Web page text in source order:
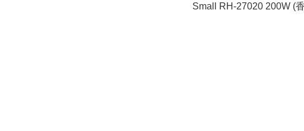
Small RH-27020 200W (